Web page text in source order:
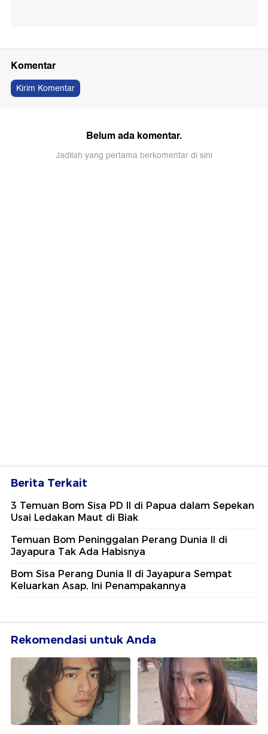
Komentar
Kirim Komentar
Belum ada komentar.
Jadilah yang pertama berkomentar di sini
Berita Terkait
3 Temuan Bom Sisa PD II di Papua dalam Sepekan
Usai Ledakan Maut di Biak
Temuan Bom Peninggalan Perang Dunia II di
Jayapura Tak Ada Habisnya
Bom Sisa Perang Dunia II di Jayapura Sempat
Keluarkan Asap, Ini Penampakannya
Rekomendasi untuk Anda